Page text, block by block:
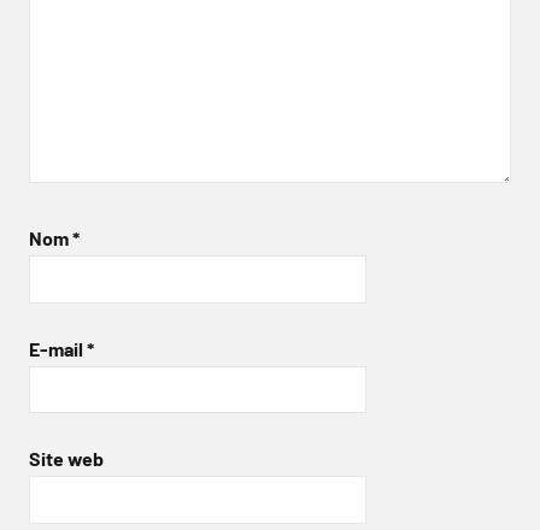
Nom*
E-mail *
Site web